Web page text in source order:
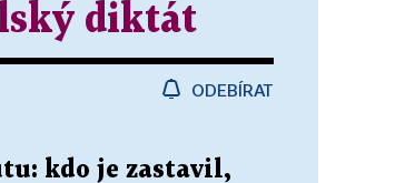
diktát
ODEBÍRAT
kdo je zastavil,